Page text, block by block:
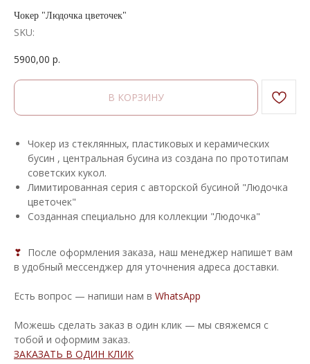
Чокер "Людочка цветочек"
SKU:
5900,00 р.
В КОРЗИНУ
Чокер из стеклянных, пластиковых и керамических
бусин , центральная бусина из создана по прототипам
советских кукол.
Лимитированная серия с авторской бусиной "Людочка
цветочек"
Созданная специально для коллекции "Людочка"
❣ После оформления заказа, наш менеджер напишет вам
в удобный мессенджер для уточнения адреса доставки.
Есть вопрос — напиши нам в WhatsApp
Можешь сделать заказ в один клик — мы свяжемся с
тобой и оформим заказ.
ЗАКАЗАТЬ В ОДИН КЛИК